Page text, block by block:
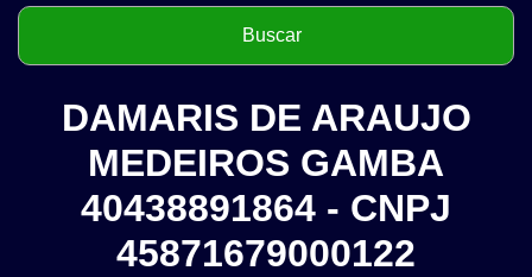
DAMARIS DE ARAUJO
MEDEIROS GAMBA
40438891864 - CNPJ
45871679000122